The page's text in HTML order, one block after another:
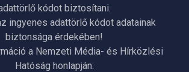
kódot biztosítani.
ingyenes adattörlő kódot adatainak
biztonsága érdekében!
a Nemzeti Média- és Hírközlési
Hatóság honlapján: